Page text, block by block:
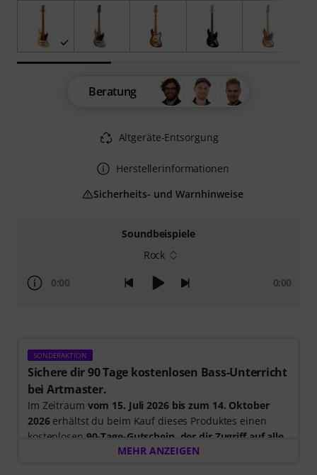
Soundbeispiele
Rock
0:00 0:00
SONDERAKTION
Sichere dir 90 Tage kostenlosen Bass-Unterricht
bei Artmaster.
Im Zeitraum vom 15. Juli 2026 bis zum 14. Oktober
2026erhältst du beim Kauf dieses Produktes einen
kostenlosen 90-Tage-Gutschein, der dir Zugriff auf alle
Artmaster-Kurse bietet– einschließlich des Bass-
MEHR ANZEIGEN
Beratung
Altgeräte-Entsorgung
Herstellerinformationen
Sicherheits- und Warnhinweise